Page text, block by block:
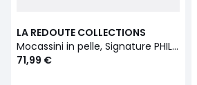
LA REDOUTE COLLECTIONS
Mocassini in pelle, Signature PHILIPPINE
71,99 €